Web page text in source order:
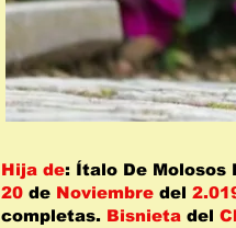
Hija de: Ítalo De Molosos
20 de Noviembre del
completas. Bisnieta del